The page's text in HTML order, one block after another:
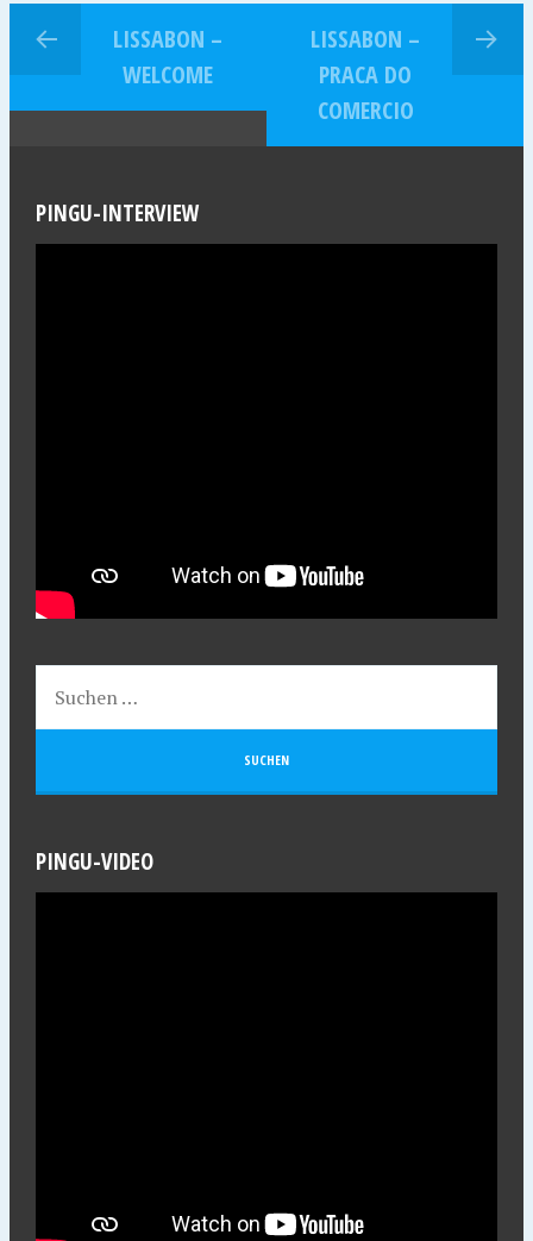
LISSABON –
WELCOME
LISSABON –
PRACA DO
COMERCIO
PINGU-INTERVIEW
PINGU-VIDEO